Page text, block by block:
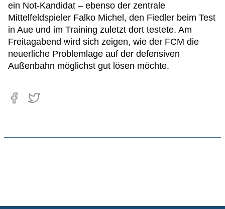
ein Not-Kandidat – ebenso der zentrale
Mittelfeldspieler Falko Michel, den Fiedler beim Test
in Aue und im Training zuletzt dort testete. Am
Freitagabend wird sich zeigen, wie der FCM die
neuerliche Problemlage auf der defensiven
Außenbahn möglichst gut lösen möchte.